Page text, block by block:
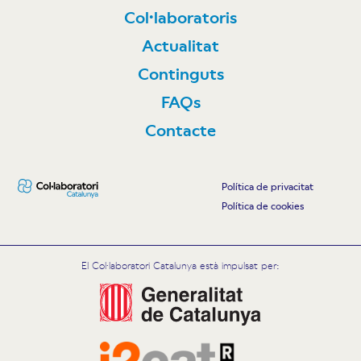
Col·laboratoris
Actualitat
Continguts
FAQs
Contacte
Política de privacitat
Política de cookies
El Col·laboratori Catalunya està impulsat per: